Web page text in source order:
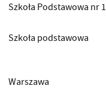
Szkoła Podstawowa nr
Szkoła podstawowa
Warszawa